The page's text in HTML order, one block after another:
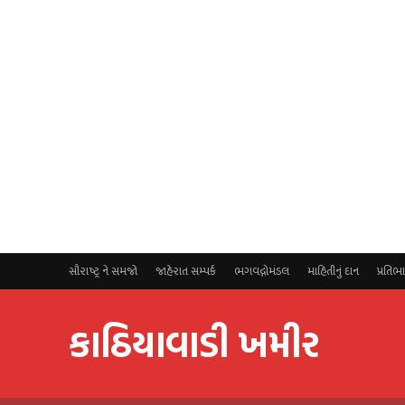
સૌરાષ્ટ્ર ને સમજો જાહેરાત સમ્પર્ક ભગવદ્ગોમંડલ માહિતીનું દાન
કાઠિયાવાડી ખમીર